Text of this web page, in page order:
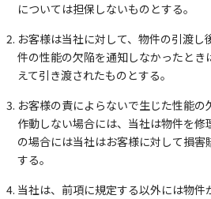
については担保しないものとする。
お客様は当社に対して、物件の引渡
件の性能の欠陥を通知しなかったと
えて引き渡されたものとする。
お客様の責によらないで生じた性能の
作動しない場合には、当社は物件を修
の場合には当社はお客様に対して損害
する。
当社は、前項に規定する以外には物